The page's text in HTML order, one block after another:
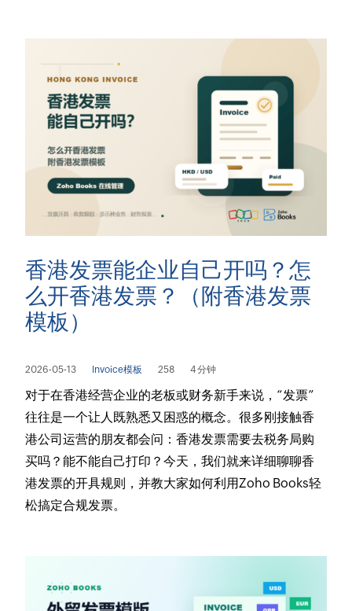
香港发票能企业自己开吗？怎
么开香港发票？（附香港发票
模板）
2026-05-13 Invoice模板 258 4 分钟
对于在香港经营企业的老板或财务新手来说，“发票”
往往是一个让人既熟悉又困惑的概念。很多刚接触香
港公司运营的朋友都会问：香港发票需要去税务局购
买吗？能不能自己打印？今天，我们就来详细聊聊香
港发票的开具规则，并教大家如何利用Zoho Books轻
松搞定合规发票。